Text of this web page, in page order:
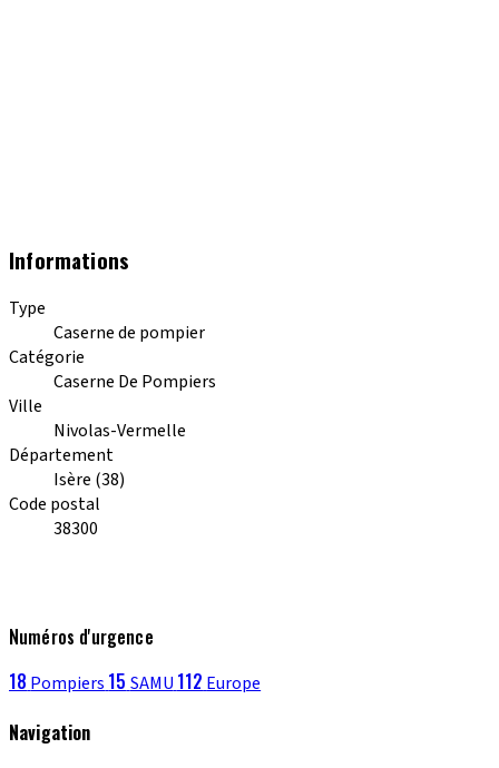
Informations
Type
Caserne de pompier
Catégorie
Caserne De Pompiers
Ville
Nivolas-Vermelle
Département
Isère (38)
Code postal
38300
Numéros d'urgence
18 Pompiers 15 SAMU 112 Europe
Navigation